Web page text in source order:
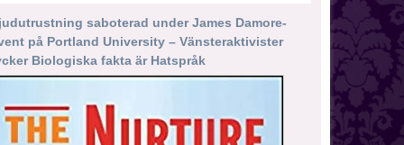
saboterad under James Damore-
på Portland University – Vänsteraktivister
Biologiska fakta är Hatspråk